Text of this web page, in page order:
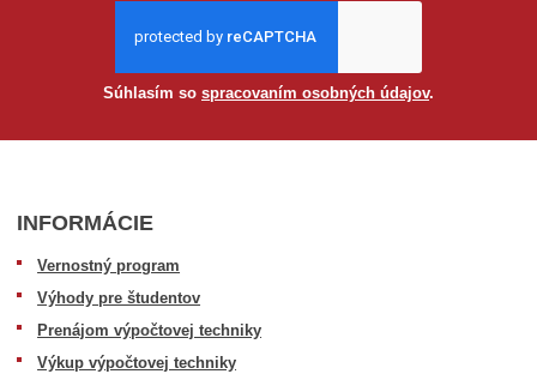
Súhlasím so spracovaním osobných údajov.
INFORMÁCIE
Vernostný program
Výhody pre študentov
Prenájom výpočtovej techniky
Výkup výpočtovej techniky